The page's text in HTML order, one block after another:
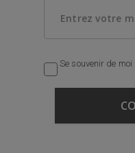
Se souvenir de moi